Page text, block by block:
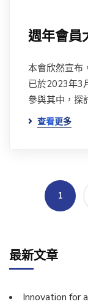
週年會員
本會欣然宣布
已於2023年3
參與其中，探
查看更多
1
最新文章
Innovation for